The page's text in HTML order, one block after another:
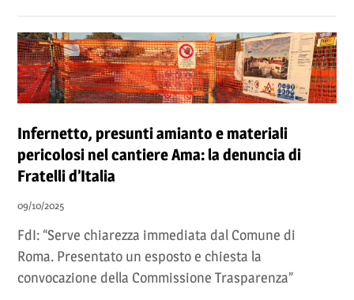
Infernetto, presunti amianto e materiali
pericolosi nel cantiere Ama: la denuncia di
Fratelli d’Italia
09/10/2025
FdI: “Serve chiarezza immediata dal Comune di
Roma. Presentato un esposto e chiesta la
convocazione della Commissione Trasparenza”